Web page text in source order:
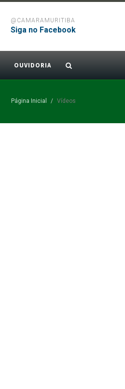
@CAMARAMURITIBA
Siga no Facebook
OUVIDORIA
Página Inicial Vídeos